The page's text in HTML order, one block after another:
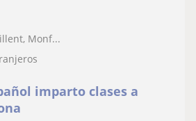
Monf...
imparto clases a